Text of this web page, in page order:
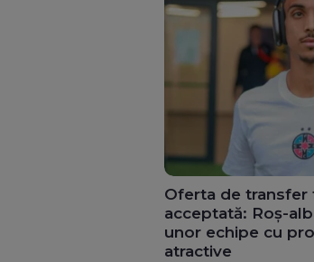
Oferta de transfer
acceptată: Roș-
unor echipe cu
atractive